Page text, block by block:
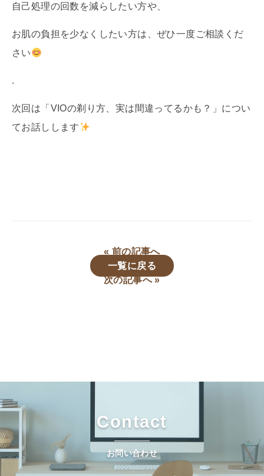
自己処理の回数を減らしたい方や、
お肌の負担を少なくしたい方は、ぜひ一度ご相談くだ
さい
.
次回は「VIOの剃り方、実は間違ってるかも？」につい
てお話しします
« 前の記事へ
一覧に戻る
次の記事へ »
Contact
お問い合わせ